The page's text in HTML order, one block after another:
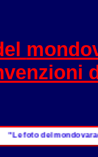
foto del